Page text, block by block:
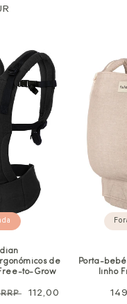
de
to-Grow
Preço
112,00
Porta-
linho